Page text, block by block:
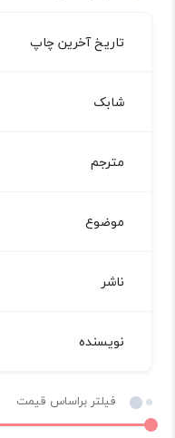
تاریخ آخرین چاپ
شابک
مترجم
موضوع
ناشر
نویسنده
فیلتر براساس قیمت